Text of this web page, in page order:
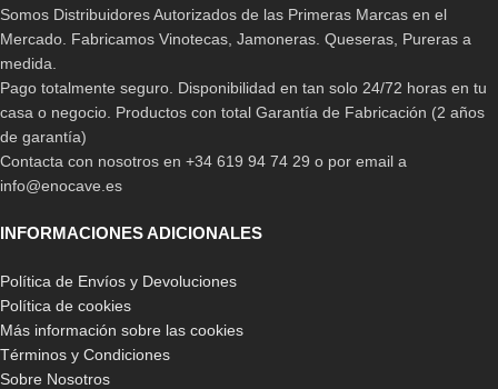
Somos Distribuidores Autorizados de las Primeras Marcas en el
Mercado. Fabricamos Vinotecas, Jamoneras. Queseras, Pureras a
medida.
Pago totalmente seguro. Disponibilidad en tan solo 24/72 horas en tu
casa o negocio. Productos con total Garantía de Fabricación (2 años
de garantía)
Contacta con nosotros en +34 619 94 74 29 o por email a
info@enocave.es
INFORMACIONES ADICIONALES
Política de Envíos y Devoluciones
Política de cookies
Más información sobre las cookies
Términos y Condiciones
Sobre Nosotros